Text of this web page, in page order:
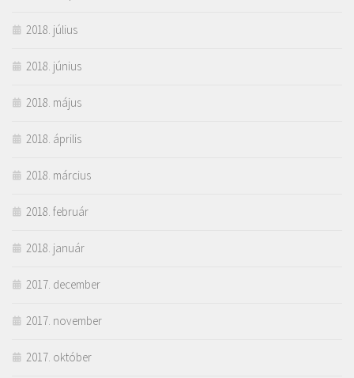
2018. július
2018. június
2018. május
2018. április
2018. március
2018. február
2018. január
2017. december
2017. november
2017. október